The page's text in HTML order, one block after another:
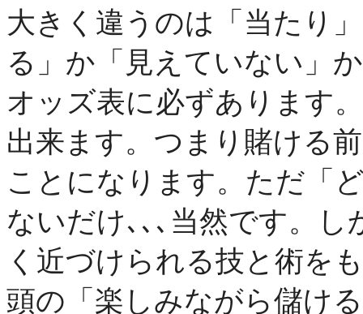
大きく違うのは「当たり
る」か「見えていない」
オッズ表に必ずあります
出来ます。つまり賭ける
ことになります。ただ「
ないだけ､､､当然です。
く近づけられる技と術を
頭の「楽しみながら儲け